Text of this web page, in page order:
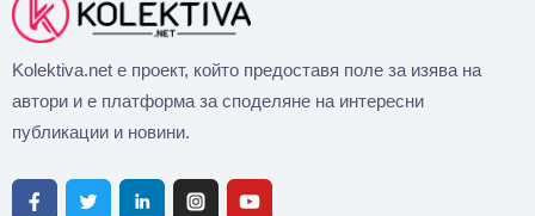
Kolektiva.net е проект, който предоставя поле за изява на
автори и е платформа за споделяне на интересни
публикации и новини.